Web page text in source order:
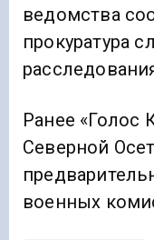
ведомства
прокуратура
Ранее «Голос
Северной
военных